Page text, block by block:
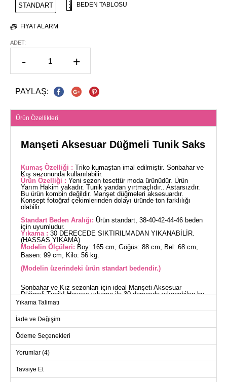
STANDART BEDEN TABLOSU
FIYAT ALARM
ADET:
- +
PAYLAŞ:
Ürün Özellikleri
Manşeti Aksesuar Düğmeli Tunik Saks
Kumaş Özelliği : Triko kumaştan imal edilmiştir. Sonbahar ve
Kış sezonunda kullanılabilir.
Ürün Özelliği : Yeni sezon tesettür moda ürünüdür. Ürün
Yarım Hakim yakadır. Tunik yandan yırtmaçlıdır.. Astarsızdır.
Bu ürün kombin değildir. Manşet düğmeleri aksesuardır.
Konsept fotoğraf çekimlerinden dolayı üründe ton farklılığı
olabilir.
Standart Beden Aralığı: Ürün standart, 38-40-42-44-46 beden
için uyumludur.
Yıkama : 30 DERECEDE SIKTIRILMADAN YIKANABİLİR.
(HASSAS YIKAMA)
Modelin Ölçüleri: Boy: 165 cm, Göğüs: 88 cm, Bel: 68 cm,
Basen: 99 cm, Kilo: 56 kg.
(Modelin üzerindeki ürün standart bedendir.)
Sonbahar ve Kız sezonları için ideal Manşeti Aksesuar
Düğmeli Tunik! Hassas yıkama ile 30 derecede yıkanabilen bu
ürün, triko kumaşa sahiptir. Yarım hakim yakalı ve yandan
astarsız olarak tasarlanmıştır.
TUNİK BEDEN ÖLÇÜLERİ
(CM)
Beden
Göğüs
Boy
Standart
114 74
Yıkama Talimatı
İade ve Değişim
Ödeme Seçenekleri
Yorumlar (4)
Tavsiye Et